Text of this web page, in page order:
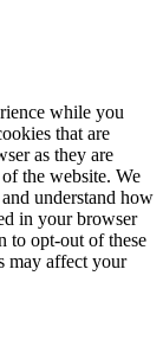
while you
that are
as they are
the website. We
understand how
in your browser
to opt-out of these
may affect your